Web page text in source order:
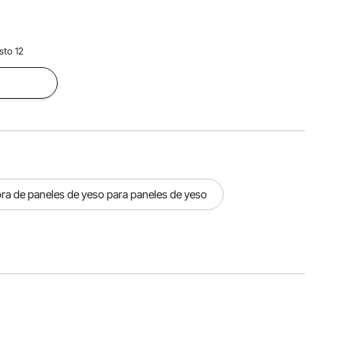
12
de paneles de yeso para paneles de yeso